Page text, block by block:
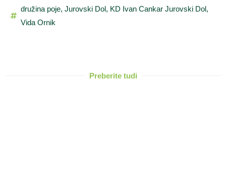
družina poje, Jurovski Dol, KD Ivan Cankar Jurovski Dol,
Vida Ornik
Preberite tudi